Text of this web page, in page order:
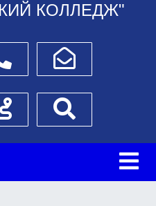
КОЛЛЕДЖ"
ТелефоныНаписать обращение
проезда